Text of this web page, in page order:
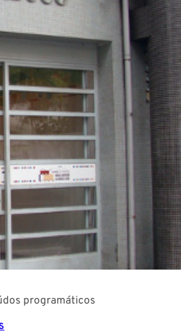
programáticos